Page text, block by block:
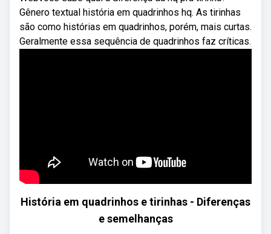
Gênero textual história em quadrinhos hq. As tirinhas
são como histórias em quadrinhos, porém, mais curtas.
Geralmente essa sequência de quadrinhos faz críticas.
História em quadrinhos e tirinhas - Diferenças
e semelhanças